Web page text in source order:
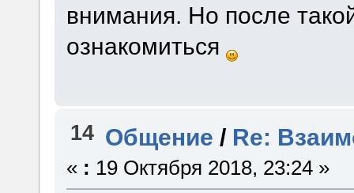
внимания. Но после
ознакомиться
14 Общение / Re:
« : 19 Октября 2018, 23:24 »